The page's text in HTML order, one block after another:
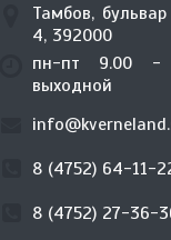
Тамбов,
4, 392000
пн-пт 9.00 -
выходной
8 (4752) 64-11-
8 (4752) 27-36-